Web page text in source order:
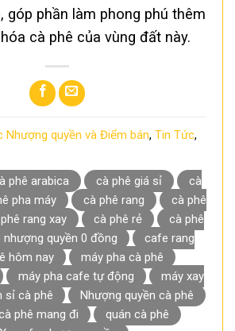
góp phần làm phong phú thêm
cà phê của vùng đất này.
Nhượng quyền và Điểm bán, Tin Tức,
phê arabica cà phê giá sỉ
cà
pha máy cà phê rang
cà phê
rang xay cà phê rẻ
cà phê
nhượng quyền 0 đồng
cafe rang
hôm nay
máy pha cà phê
máy pha cafe tự động
máy xay
sỉ cà phê
Nhượng quyền cà phê
phê mang đi
quán cà phê